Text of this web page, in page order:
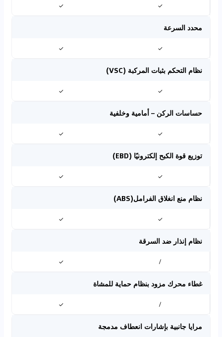
✓
✓
محدد السرعة
✓
✓
نظام التحكم بثبات المركبة (VSC)
✓
✓
حساسات الركن – أمامية وخلفية
✓
✓
توزيع قوة الكبح إلكترونيًا (EBD)
✓
✓
نظام منع انغلاق الفرامل(ABS)
✓
✓
نظام إنذار ضد السرقة
/
✓
غطاء محرك مزود بنظام حماية للمشاة
/
✓
مرايا جانبية بإشارات انعطاف مدمجة